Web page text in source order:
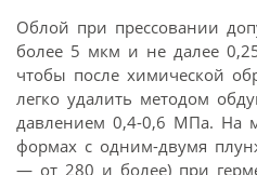
Облой при прессовании
более 5 мкм и не далее
чтобы после химической
легко удалить методом
давлением 0,4-0,6 МПа. На
формах с одним-двумя
— от 280 и более) при